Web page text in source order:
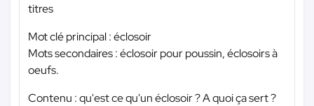
titres
Mot clé principal : éclosoir
Mots secondaires : éclosoir pour poussin, éclosoirs à
oeufs.
Contenu : qu'est ce qu'un éclosoir ? A quoi ça sert ?